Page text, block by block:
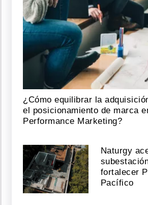
¿Cómo equilibrar la
el posicionamiento de marca
Performance Marketing?
Naturgy
fortalecer
Pacífico